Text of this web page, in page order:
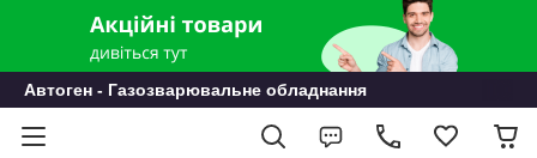
Автоген - Газозварювальне обладнання